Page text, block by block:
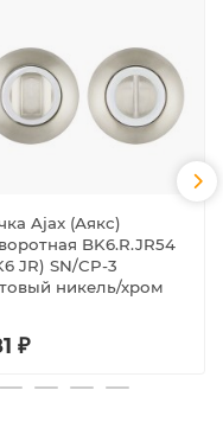
Ajax (Аякс)
BK6.R.JR54
JR) SN/CP-3
никель/хром
₽